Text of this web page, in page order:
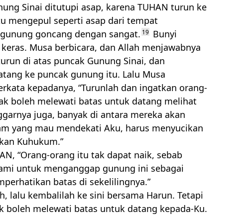
Sinai ditutupi asap, karena TUHAN turun ke
mengepul seperti asap dari tempat
goncang dengan sangat. 19 Bunyi
Musa berbicara, dan Allah menjawabnya
di atas puncak Gunung Sinai, dan
ke puncak gunung itu. Lalu Musa
kepadanya, “Turunlah dan ingatkan orang-
boleh melewati batas untuk datang melihat
juga, banyak di antara mereka akan
yang mau mendekati Aku, harus menyucikan
Kuhukum.”
, “Orang-orang itu tak dapat naik, sebab
untuk menganggap gunung ini sebagai
batas di sekelilingnya.”
lalu kembalilah ke sini bersama Harun. Tetapi
boleh melewati batas untuk datang kepada-Ku.